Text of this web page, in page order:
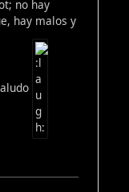
no hay
hay malos y